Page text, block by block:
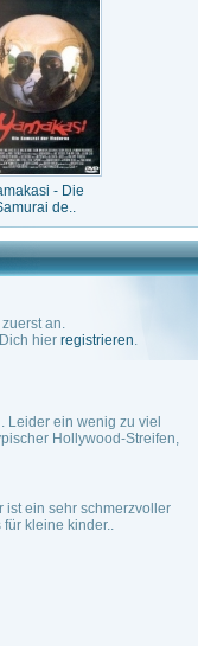
- Die
de..
an.
hier registrieren.
Leider ein wenig zu viel
Hollywood-Streifen,
ist ein sehr schmerzvoller
kleine kinder..